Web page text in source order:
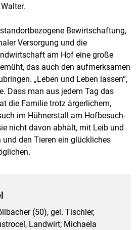
Bewirtschaftung,
Versorgung und die
am Hof eine große
das auch den aufmerksamen
„Leben und Leben lassen“,
Dass man aus jedem Tag das
die Familie trotz ärgerlichem,
im Hühnerstall am Hofbesuch-
nicht davon abhält, mit Leib und
den Tieren ein glückliches
(50), gel. Tischler,
Landwirt; Michaela